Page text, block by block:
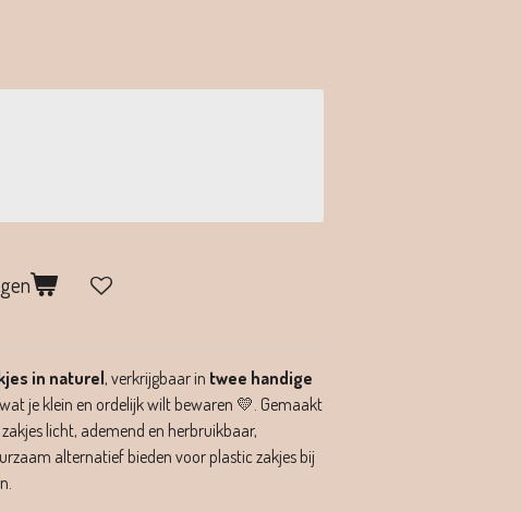
in naturel, verkrijgbaar in twee handige
je klein en ordelijk wilt bewaren 💛. Gemaakt
zakjes licht, ademend en herbruikbaar,
alternatief bieden voor plastic zakjes bij